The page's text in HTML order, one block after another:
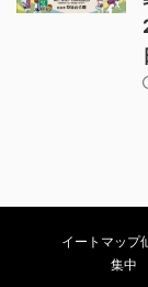
イートマップ
集中